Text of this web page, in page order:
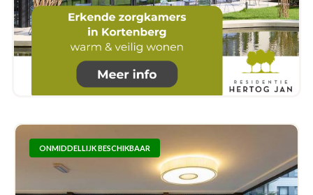
ONMIDDELLIJK BESCHIKBAAR